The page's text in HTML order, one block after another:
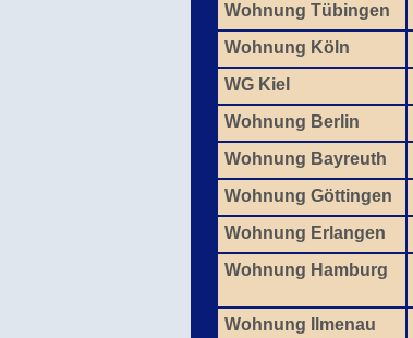
Wohnung Tübingen
Wohnung Köln
WG Kiel
Wohnung Berlin
Wohnung Bayreuth
Wohnung Göttingen
Wohnung Erlangen
Wohnung Hamburg
Wohnung Ilmenau